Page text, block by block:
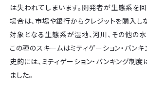
は失われてしまいます。開発者が生態系を
場合は、市場や銀行からクレジットを購入し
対象となる生態系が湿地、河川、その他の
この種のスキームはミティゲーション・バン
史的には、ミティゲーション・バンキング制
ました。